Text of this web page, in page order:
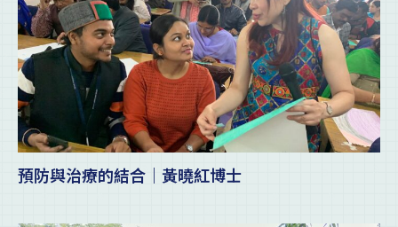
預防與治療的結合｜黃曉紅博士